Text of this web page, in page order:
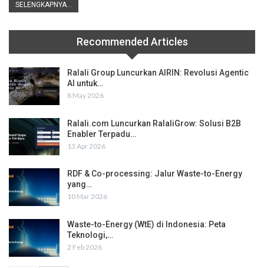
SELENGKAPNYA...
Recommended Articles
Ralali Group Luncurkan AIRIN: Revolusi Agentic
AI untuk…
8 May 2026
Ralali.com Luncurkan RalaliGrow: Solusi B2B
Enabler Terpadu…
13 Apr 2026
RDF & Co-processing: Jalur Waste-to-Energy
yang…
10 Mar 2026
Waste-to-Energy (WtE) di Indonesia: Peta
Teknologi,…
2 Feb 2026